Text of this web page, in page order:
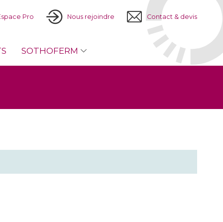
Pro Nous rejoindre Contact & devis
SOTHOFERM